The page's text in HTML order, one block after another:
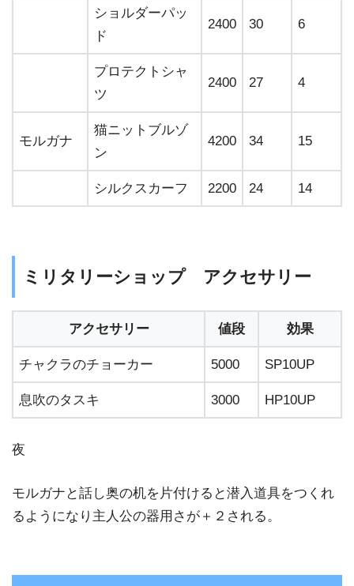
ショルダーパッ
ド
2400 30 6
プロテクトシャ
ツ
2400 27 4
モルガナ
猫ニットブルゾ
ン
4200 34 15
シルクスカーフ 2200 24 14
ミリタリーショップ アクセサリー
アクセサリー 値段 効果
チャクラのチョーカー 5000 SP10UP
息吹のタスキ 3000 HP10UP
夜
モルガナと話し奥の机を片付けると潜入道具をつくれ
るようになり主人公の器用さが＋２される。